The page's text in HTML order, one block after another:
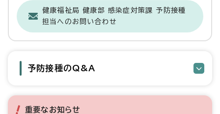
健康福祉局 健康部 感染症対策課 予防接種
担当へのお問い合わせ
予防接種のQ&A
重要なお知らせ